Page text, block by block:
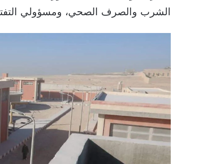
الشرب والصرف الصحي، ومسؤولي